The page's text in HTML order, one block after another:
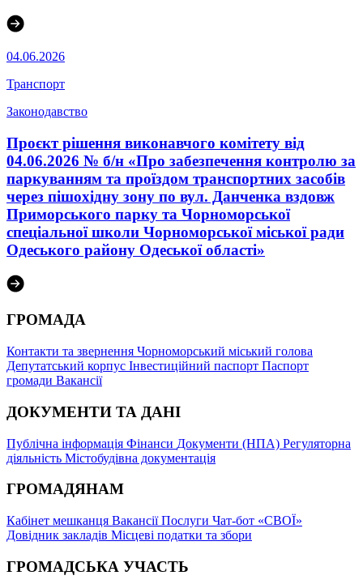
04.06.2026
Транспорт
Законодавство
Проєкт рішення виконавчого комітету від
04.06.2026 № б/н «Про забезпечення контролю за
паркуванням та проїздом транспортних засобів
через пішохідну зону по вул. Данченка вздовж
Приморського парку та Чорноморської
спеціальної школи Чорноморської міської ради
Одеського району Одеської області»
ГРОМАДА
Контакти та звернення Чорноморський міський голова
Депутатський корпус Інвестиційний паспорт Паспорт
громади Вакансії
ДОКУМЕНТИ ТА ДАНІ
Публічна інформація Фінанси Документи (НПА) Регуляторна
діяльність Містобудівна документація
ГРОМАДЯНАМ
Кабінет мешканця ВакансіїПослуги Чат-бот «СВОЇ»
Довідник закладів Місцеві податки та збори
ГРОМАДСЬКА УЧАСТЬ